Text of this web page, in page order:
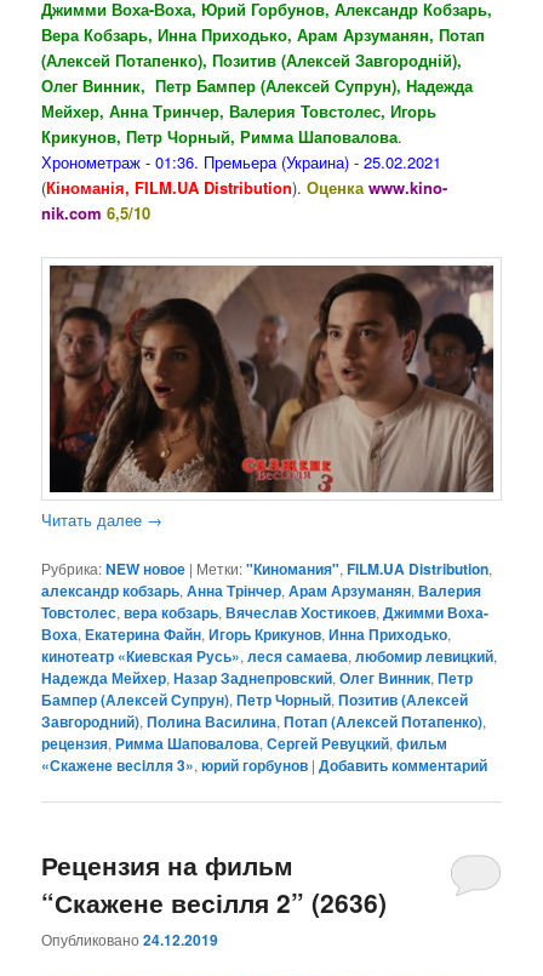
Джимми Воха-Воха, Юрий Горбунов, Александр Кобзарь,
Вера Кобзарь, Инна Приходько, Арам Арзуманян, Потап
(Алексей Потапенко), Позитив (Алексей Завгородній),
Олег Винник, Петр Бампер (Алексей Супрун), Надежда
Мейхер, Анна Тринчер, Валерия Товстолес, Игорь
Крикунов, Петр Чорный, Римма Шаповалова.
Хронометраж - 01:36. Премьера (Украина) - 25.02.2021
(Кіноманія, FILM.UA Distribution).Оценкаwww.kino-
nik.com 6,5/10
Читать далее →
Рубрика:NEW новое | Метки:"Киномания",FILM.UA Distribution,
александр кобзарь,Анна Трінчер,Арам Арзуманян,Валерия
Товстолес,вера кобзарь,Вячеслав Хостикоев,Джимми Воха-
Воха,Екатерина Файн,Игорь Крикунов,Инна Приходько,
кинотеатр «Киевская Русь»,леся самаева,любомир левицкий,
Надежда Мейхер,Назар Заднепровский,Олег Винник,Петр
Бампер (Алексей Супрун),Петр Чорный,Позитив (Алексей
Завгородний),Полина Василина,Потап (Алексей Потапенко),
рецензия,Римма Шаповалова,Сергей Ревуцкий,фильм
«Скажене весiлля 3»,юрий горбунов |Добавить комментарий
Рецензия на фильм
“Скажене весілля 2” (2636)
Опубликовано24.12.2019